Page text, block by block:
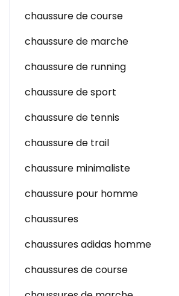
chaussure de course
chaussure de marche
chaussure de running
chaussure de sport
chaussure de tennis
chaussure de trail
chaussure minimaliste
chaussure pour homme
chaussures
chaussures adidas homme
chaussures de course